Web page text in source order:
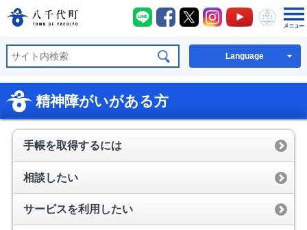
八千代町公式ホームページ
八千代町LINE
八千代町Facebook
八千代町X八千代町Instagram
八千代町
八千
Language
精神障がいがある方
手帳を取得するには
相談したい
サービスを利用したい